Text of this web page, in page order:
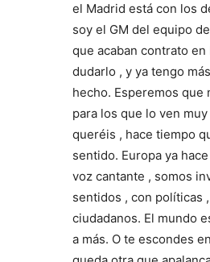
el Madrid está con los
soy el GM del equipo
que acaban contrato
dudarlo , y ya tengo
hecho. Esperemos que
para los que lo ven
queréis , hace tiempo
sentido. Europa ya
voz cantante , somos
sentidos , con políticas
ciudadanos. El mundo
a más. O te escondes